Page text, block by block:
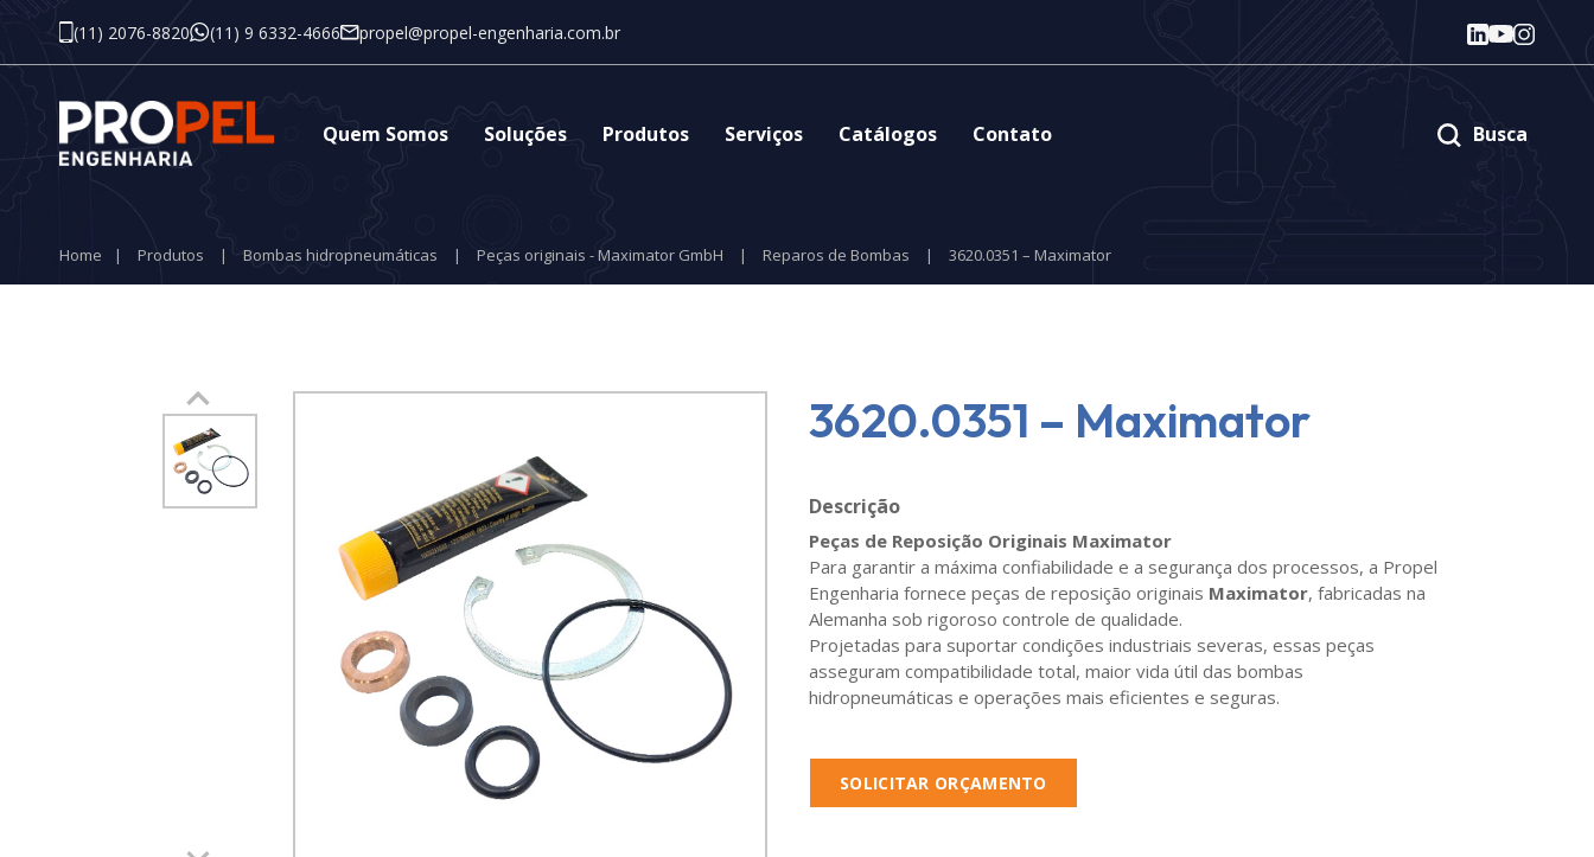
(11) 2076-8820 (11) 9 6332-4666 propel@propel-engenharia.com.br
Quem Somos Soluções Produtos Serviços Catálogos Contato Busca
Home | Produtos | Bombas hidropneumáticas | Peças originais - Maximator GmbH | Reparos de Bombas | 3620.0351 – Maximator
3620.0351 – Maximator
Descrição
Peças de Reposição Originais Maximator
Para garantir a máxima confiabilidade e a segurança dos processos, a Propel
Engenharia fornece peças de reposição originais Maximator, fabricadas na
Alemanha sob rigoroso controle de qualidade.
Projetadas para suportar condições industriais severas, essas peças
asseguram compatibilidade total, maior vida útil das bombas
hidropneumáticas e operações mais eficientes e seguras.
SOLICITAR ORÇAMENTO